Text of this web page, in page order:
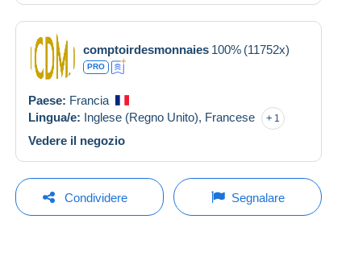
comptoirdesmonnaies 100% (11752x)
PRO
Paese: Francia
Lingua/e: Inglese (Regno Unito), Francese 1
Vedere il negozio
Condividere Segnalare